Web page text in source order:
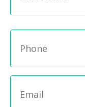
Phone *
Email *